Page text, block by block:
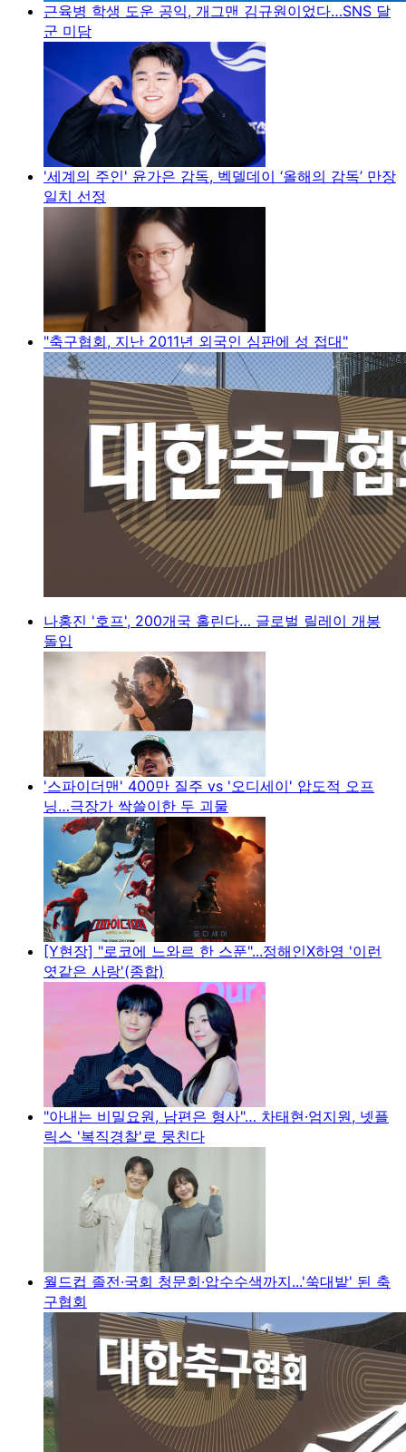
근육병 학생 도운 공익, 개그맨 김규원이었다…SNS 달
군 미담
'세계의 주인' 윤가은 감독, 벡델데이 ‘올해의 감독’ 만장
일치 선정
"축구협회, 지난 2011년 외국인 심판에 성 접대"
나홍진 '호프', 200개국 홀린다… 글로벌 릴레이 개봉
돌입
'스파이더맨' 400만 질주 vs '오디세이' 압도적 오프
닝…극장가 싹쓸이한 두 괴물
[Y현장] "로코에 느와르 한 스푼"...정해인X하영 '이런
엿같은 사랑'(종합)
"아내는 비밀요원, 남편은 형사"… 차태현·엄지원, 넷플
릭스 '복직경찰'로 뭉친다
월드컵 졸전·국회 청문회·압수수색까지...'쑥대밭' 된 축
구협회